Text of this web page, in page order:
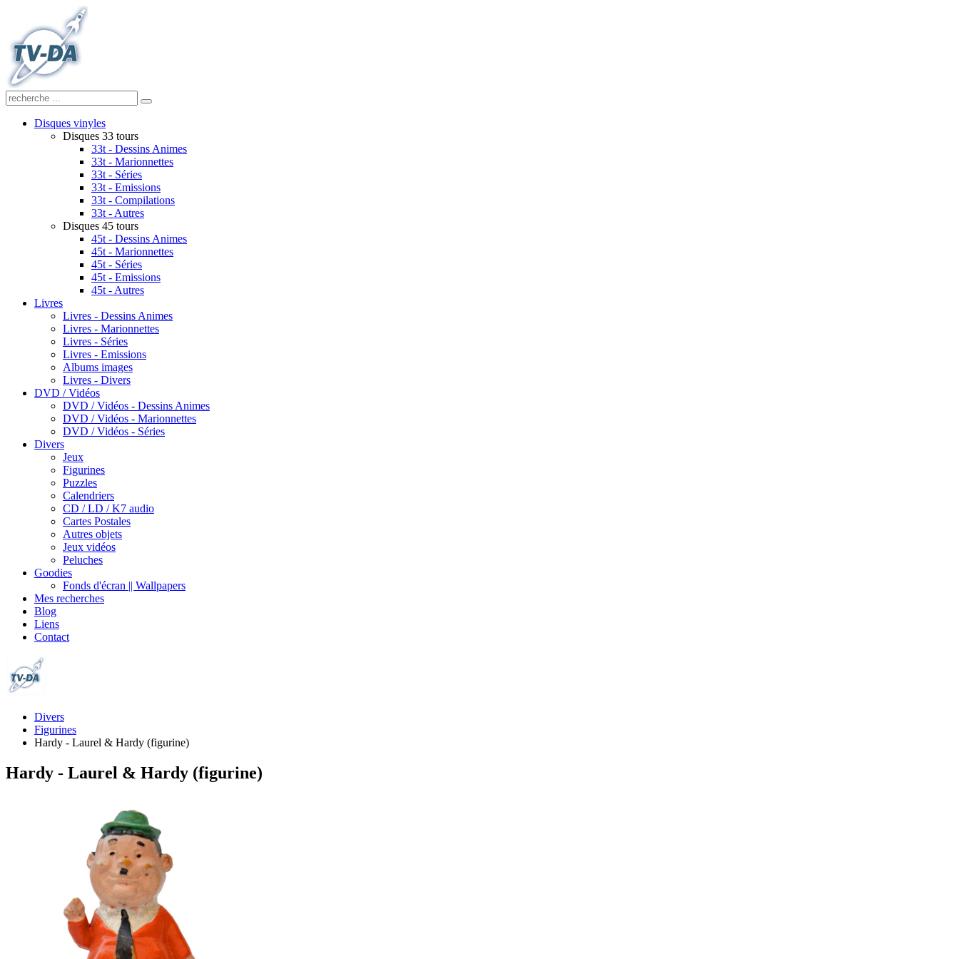
Disques vinyles
Disques 33 tours
33t - Dessins Animes
33t - Marionnettes
33t - Séries
33t - Emissions
33t - Compilations
33t - Autres
Disques 45 tours
45t - Dessins Animes
45t - Marionnettes
45t - Séries
45t - Emissions
45t - Autres
Livres
Livres - Dessins Animes
Livres - Marionnettes
Livres - Séries
Livres - Emissions
Albums images
Livres - Divers
DVD / Vidéos
DVD / Vidéos - Dessins Animes
DVD / Vidéos - Marionnettes
DVD / Vidéos - Séries
Divers
Jeux
Figurines
Puzzles
Calendriers
CD / LD / K7 audio
Cartes Postales
Autres objets
Jeux vidéos
Peluches
Goodies
Fonds d'écran || Wallpapers
Mes recherches
Blog
Liens
Contact
Divers
Figurines
Hardy - Laurel & Hardy (figurine)
Hardy - Laurel & Hardy (figurine)